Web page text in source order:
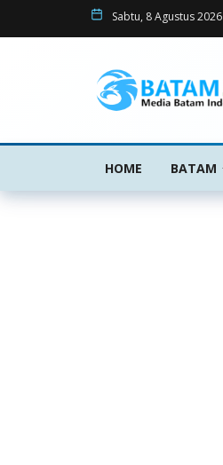
Sabtu, 8 Agustus 2026
HOME BATAM